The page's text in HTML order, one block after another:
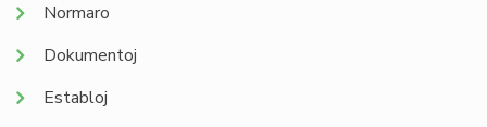
Normaro
Dokumentoj
Establoj